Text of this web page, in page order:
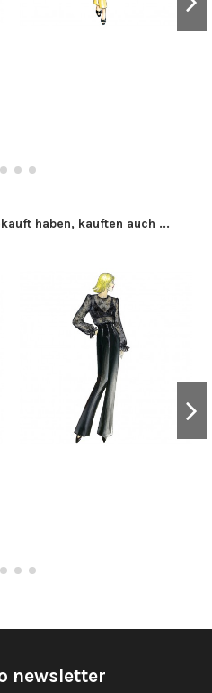
haben, kauften auch ...
newsletter